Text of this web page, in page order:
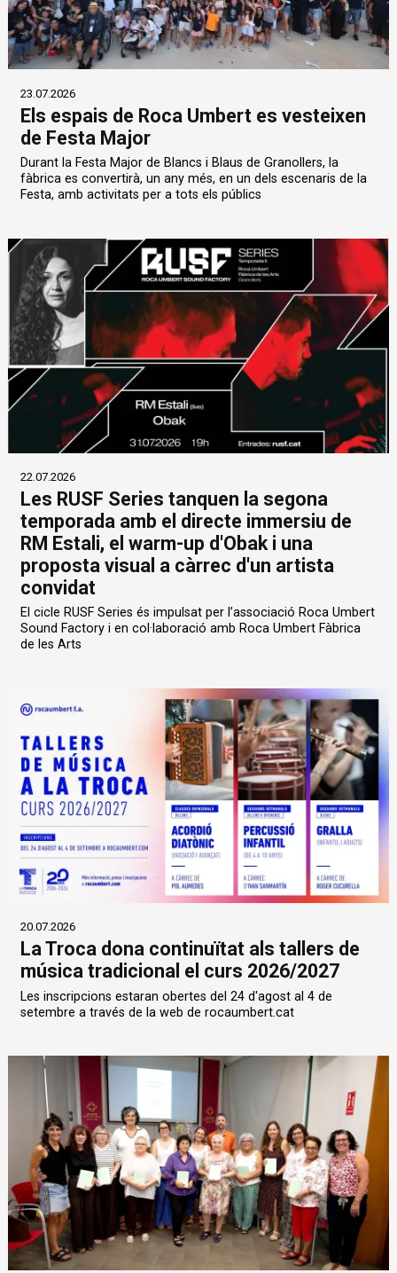
23.07.2026
Els espais de Roca Umbert es vesteixen
de Festa Major
Durant la Festa Major de Blancs i Blaus de Granollers, la
fàbrica es convertirà, un any més, en un dels escenaris de la
Festa, amb activitats per a tots els públics
22.07.2026
Les RUSF Series tanquen la segona
temporada amb el directe immersiu de
RM Estali, el warm-up d'Obak i una
proposta visual a càrrec d'un artista
convidat
El cicle RUSF Series és impulsat per l’associació Roca Umbert
Sound Factory i en col·laboració amb Roca Umbert Fàbrica
de les Arts
20.07.2026
La Troca dona continuïtat als tallers de
música tradicional el curs 2026/2027
Les inscripcions estaran obertes del 24 d'agost al 4 de
setembre a través de la web de rocaumbert.cat